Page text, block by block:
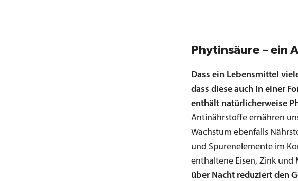
Phytinsäure – ein
Dass ein Lebensmittel
dass diese auch in einer
enthält natürlicherweise
Antinährstoffe ernähren
Wachstum ebenfalls
und Spurenelemente im
enthaltene Eisen, Zink und
über Nacht reduziert den